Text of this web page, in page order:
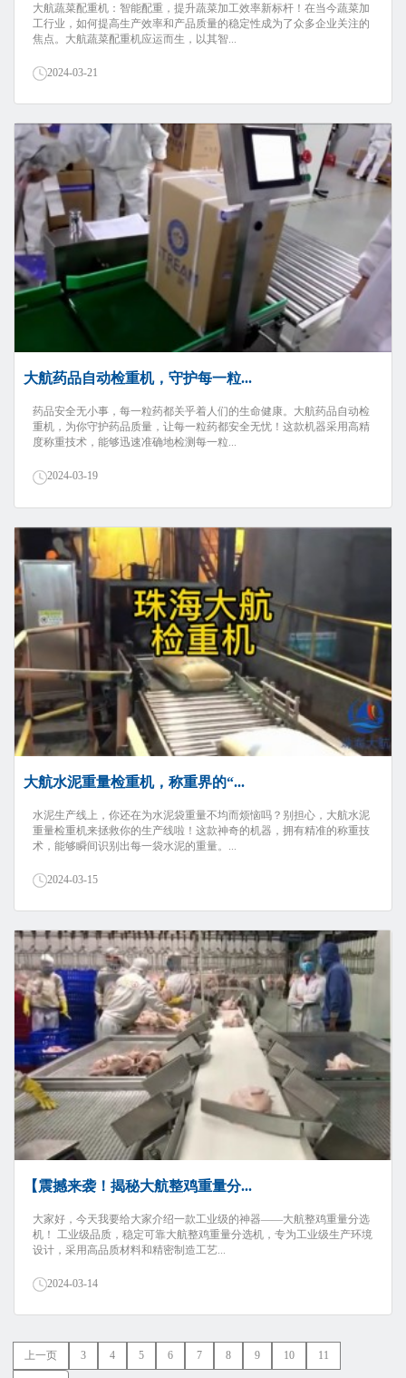
大航蔬菜配重机：智能配重，提升蔬菜加工效率新标杆！在当今蔬菜加
工行业，如何提高生产效率和产品质量的稳定性成为了众多企业关注的
焦点。大航蔬菜配重机应运而生，以其智...
2024-03-21
大航药品自动检重机，守护每一粒...
药品安全无小事，每一粒药都关乎着人们的生命健康。大航药品自动检
重机，为你守护药品质量，让每一粒药都安全无忧！这款机器采用高精
度称重技术，能够迅速准确地检测每一粒...
2024-03-19
大航水泥重量检重机，称重界的“...
水泥生产线上，你还在为水泥袋重量不均而烦恼吗？别担心，大航水泥
重量检重机来拯救你的生产线啦！这款神奇的机器，拥有精准的称重技
术，能够瞬间识别出每一袋水泥的重量。...
2024-03-15
【震撼来袭！揭秘大航整鸡重量分...
大家好，今天我要给大家介绍一款工业级的神器——大航整鸡重量分选
机！ 工业级品质，稳定可靠大航整鸡重量分选机，专为工业级生产环境
设计，采用高品质材料和精密制造工艺...
2024-03-14
上一页 3 4 5 6 7 8 9 10 11